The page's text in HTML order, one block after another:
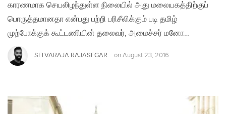
காரணமாக செயலிழந்துள்ள நிலையில் அது மலையகத்திற்குப்
பொருத்தமானதா என்பது பற்றி பரிசீலிக்கும் படி தமிழ்
முற்போக்குக் கூட்டணியின் தலைவர், அமைச்சர் மனோ…
SELVARAJA RAJASEGAR on August 23, 2016